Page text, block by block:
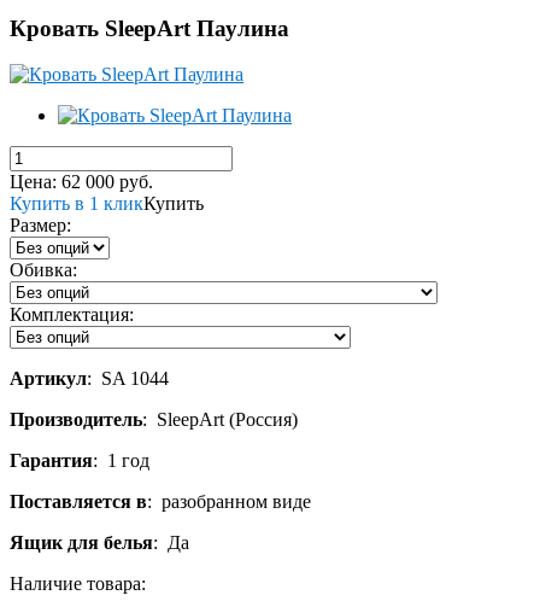
Кровать SleepArt Паулина
Цена: 62 000 руб.
Купить в 1 кликКупить
Размер:
Обивка:
Комплектация:
Артикул: SA 1044
Производитель: SleepArt (Россия)
Гарантия: 1 год
Поставляется в: разобранном виде
Ящик для белья: Да
Наличие товара: